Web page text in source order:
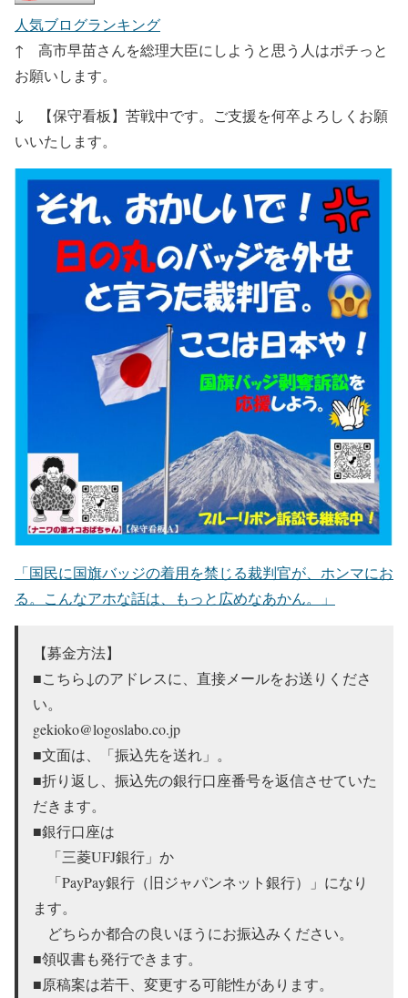
人気ブログランキング
↑ 高市早苗さんを総理大臣にしようと思う人はポチっと
お願いします。
↓ 【保守看板】苦戦中です。ご支援を何卒よろしくお願
いいたします。
「国民に国旗バッジの着用を禁じる裁判官が、ホンマにお
る。こんなアホな話は、もっと広めなあかん。」
【募金方法】
■こちら↓のアドレスに、直接メールをお送りくださ
い。
gekioko@logoslabo.co.jp
■文面は、「振込先を送れ」。
■折り返し、振込先の銀行口座番号を返信させていた
だきます。
■銀行口座は
「三菱UFJ銀行」か
「PayPay銀行（旧ジャパンネット銀行）」になり
ます。
どちらか都合の良いほうにお振込みください。
■領収書も発行できます。
■原稿案は若干、変更する可能性があります。